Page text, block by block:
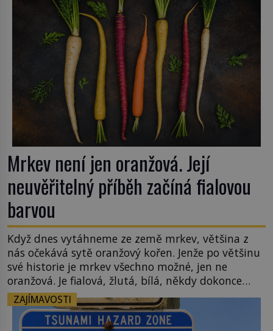
Mrkev není jen oranžová. Její
neuvěřitelný příběh začíná fialovou
barvou
Když dnes vytáhneme ze země mrkev, většina z
nás očekává sytě oranžový kořen. Jenže po většinu
své historie je mrkev všechno možné, jen ne
oranžová. Je fialová, žlutá, bílá, někdy dokonce
téměř černá. Až díky stovkám let pečlivého
šlechtění se z ní stává zelenina, bez které si českou
zahradu ani nedokážeme představit. Její příběh je
ZAJÍMAVOSTI